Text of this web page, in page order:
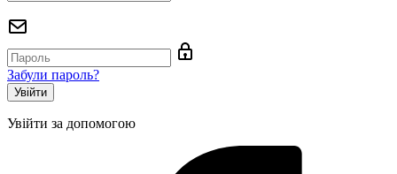
Забули пароль?
Увійти за допомогою